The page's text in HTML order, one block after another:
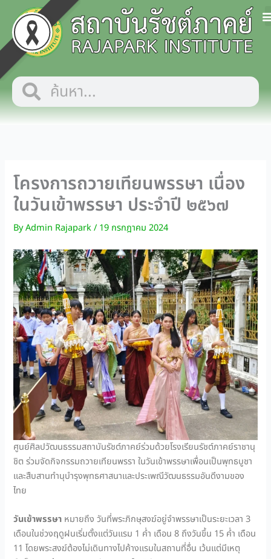
content
Search Search
โครงการถวายเทียนพรรษา เนื่อง
ในวันเข้าพรรษา ประจำปี ๒๕๖๗
ByAdmin Rajapark/ 19 กรกฎาคม 2024
ศูนย์ศิลปวัฒนธรรมสถาบันรัชต์ภาคย์ร่วมด้วยโรงเรียนรัชต์ภาคย์ราชานุ
ชิต ร่วมจัดกิจกรรมถวายเทียนพรรา ในวันเข้าพรรษาเพื่อนเป็นพุทธบูชา
และสืบสานทำนุบำรุงพุทธศาสนาและประเพณีวัฒนธรรมอันดีงามของ
ไทย
วันเข้าพรรษา หมายถึง วันที่พระภิกษุสงฆ์อยู่จำพรรษาเป็นระยะเวลา 3
เดือนในช่วงฤดูฝนเริ่มตั้งแต่วันแรม 1 ค่ำ เดือน 8 ถึงวันขึ้น 15 ค่ำ เดือน
11 โดยพระสงฆ์ต้องไม่เดินทางไปค้างแรมในสถานที่อื่น เว้นแต่มีเหตุ